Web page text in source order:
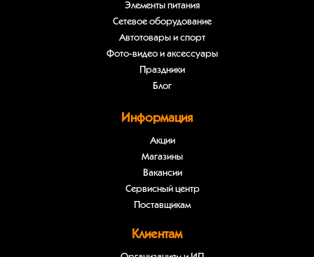
Элементы питания
Сетевое оборудование
Автотовары и спорт
Фото-видео и аксессуары
Праздники
Блог
Информация
Акции
Магазины
Вакансии
Сервисный центр
Поставщикам
Клиентам